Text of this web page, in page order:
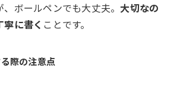
ボールペンでも大丈夫。 大切なの
に書く ことです。
際の注意点